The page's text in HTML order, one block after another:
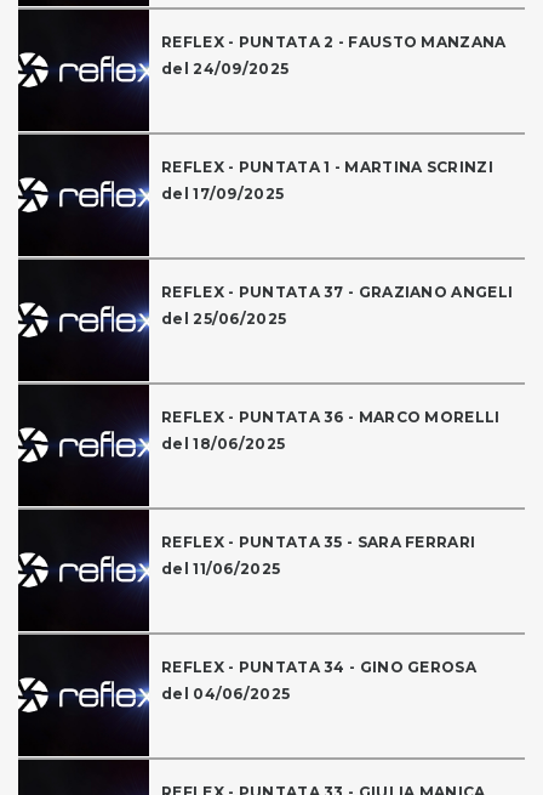
REFLEX - PUNTATA 2 - FAUSTO MANZANA
del 24/09/2025
REFLEX - PUNTATA 1 - MARTINA SCRINZI
del 17/09/2025
REFLEX - PUNTATA 37 - GRAZIANO ANGELI
del 25/06/2025
REFLEX - PUNTATA 36 - MARCO MORELLI
del 18/06/2025
REFLEX - PUNTATA 35 - SARA FERRARI
del 11/06/2025
REFLEX - PUNTATA 34 - GINO GEROSA
del 04/06/2025